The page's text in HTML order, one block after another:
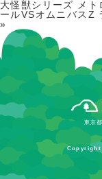
大怪獣シリーズ メ
ールVSオムニバスZ
»
東京
Copyright